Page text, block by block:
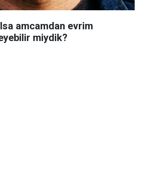
amcamdan evrim
miydik?